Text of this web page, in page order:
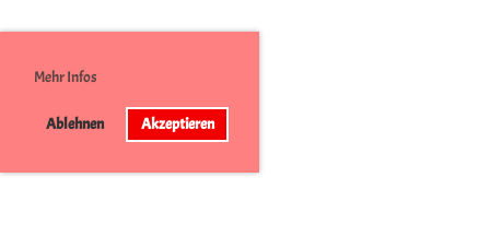
Mehr Infos
Ablehnen Akzeptieren